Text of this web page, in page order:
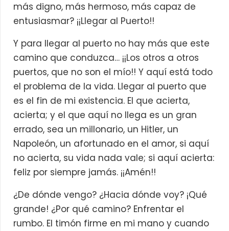
más digno, más hermoso, más capaz de
entusiasmar? ¡¡Llegar al Puerto!!
Y para llegar al puerto no hay más que este
camino que conduzca… ¡¡Los otros a otros
puertos, que no son el mío!! Y aquí está todo
el problema de la vida. Llegar al puerto que
es el fin de mi existencia. El que acierta,
acierta; y el que aquí no llega es un gran
errado, sea un millonario, un Hitler, un
Napoleón, un afortunado en el amor, si aquí
no acierta, su vida nada vale; si aquí acierta:
feliz por siempre jamás. ¡¡Amén!!
¿De dónde vengo? ¿Hacia dónde voy? ¡Qué
grande! ¿Por qué camino? Enfrentar el
rumbo. El timón firme en mi mano y cuando